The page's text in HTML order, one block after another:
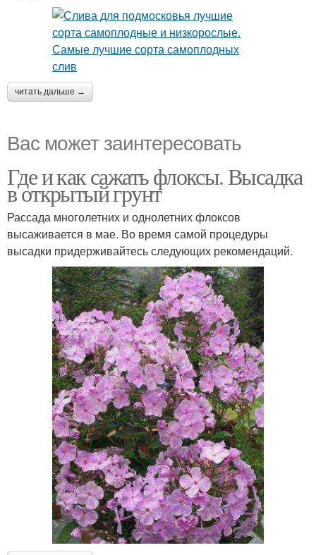
читать дальше →
Вас может заинтересовать
Где и как сажать флоксы. Высадка
в открытый грунт
Рассада многолетних и однолетних флоксов
высаживается в мае. Во время самой процедуры
высадки придерживайтесь следующих рекомендаций.